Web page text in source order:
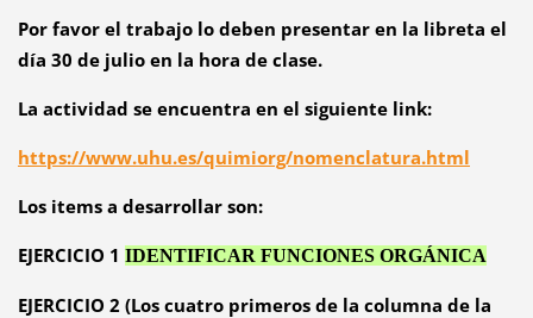
Por favor el trabajo lo deben presentar en la libreta el
día 30 de julio en la hora de clase.
La actividad se encuentra en el siguiente link:
https://www.uhu.es/quimiorg/nomenclatura.html
Los items a desarrollar son:
EJERCICIO 1 IDENTIFICAR FUNCIONES ORGÁNICA
EJERCICIO 2 (Los cuatro primeros de la columna de la